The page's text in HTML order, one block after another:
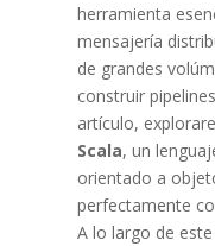
herramienta
mensajería
de grandes
construir
artículo,
Scala, un
orientado a
perfectamente
A lo largo de